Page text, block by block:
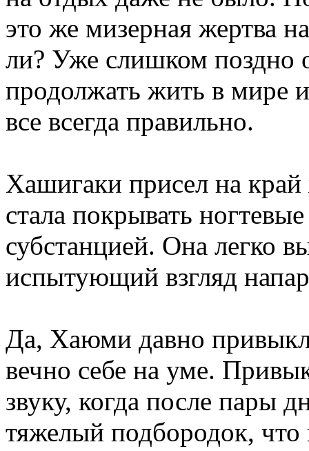
это же мизерная жертва
ли? Уже слишком поздно
продолжать жить в мире
все всегда правильно.
Хашигаки присел на
стала покрывать
субстанцией. Она легко
испытующий взгляд
Да, Хаюми давно
вечно себе на уме.
звуку, когда после пары
тяжелый подбородок, что